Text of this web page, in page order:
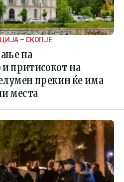
– СКОПЈЕ
на
притисокот на
прекин ќе има
места